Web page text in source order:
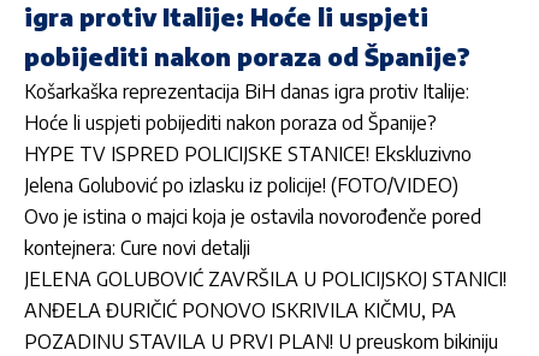
igra protiv Italije: Hoće li uspjeti
pobijediti nakon poraza od Španije?
Košarkaška reprezentacija BiH danas igra protiv Italije:
Hoće li uspjeti pobijediti nakon poraza od Španije?
HYPE TV ISPRED POLICIJSKE STANICE! Ekskluzivno
Jelena Golubović po izlasku iz policije! (FOTO/VIDEO)
Ovo je istina o majci koja je ostavila novorođenče pored
kontejnera: Cure novi detalji
JELENA GOLUBOVIĆ ZAVRŠILA U POLICIJSKOJ STANICI!
ANĐELA ĐURIČIĆ PONOVO ISKRIVILA KIČMU, PA
POZADINU STAVILA U PRVI PLAN! U preuskom bikiniju